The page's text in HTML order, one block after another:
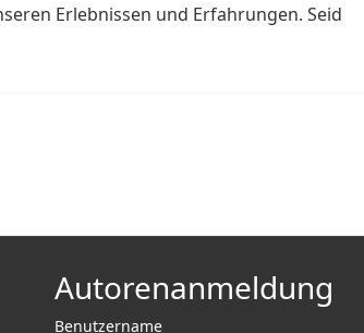
Erlebnissen und Erfahrungen. Seid
Autorenanmeldung
Benutzername